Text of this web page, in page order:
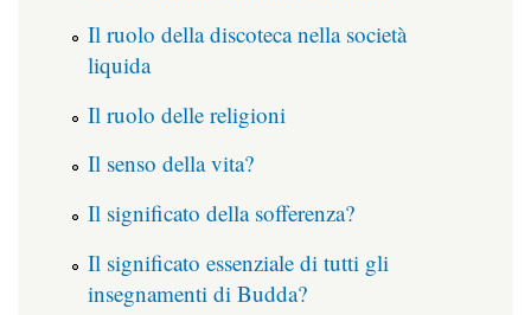
Il ruolo della discoteca nella società
liquida
Il ruolo delle religioni
Il senso della vita?
Il significato della sofferenza?
Il significato essenziale di tutti gli
insegnamenti di Budda?